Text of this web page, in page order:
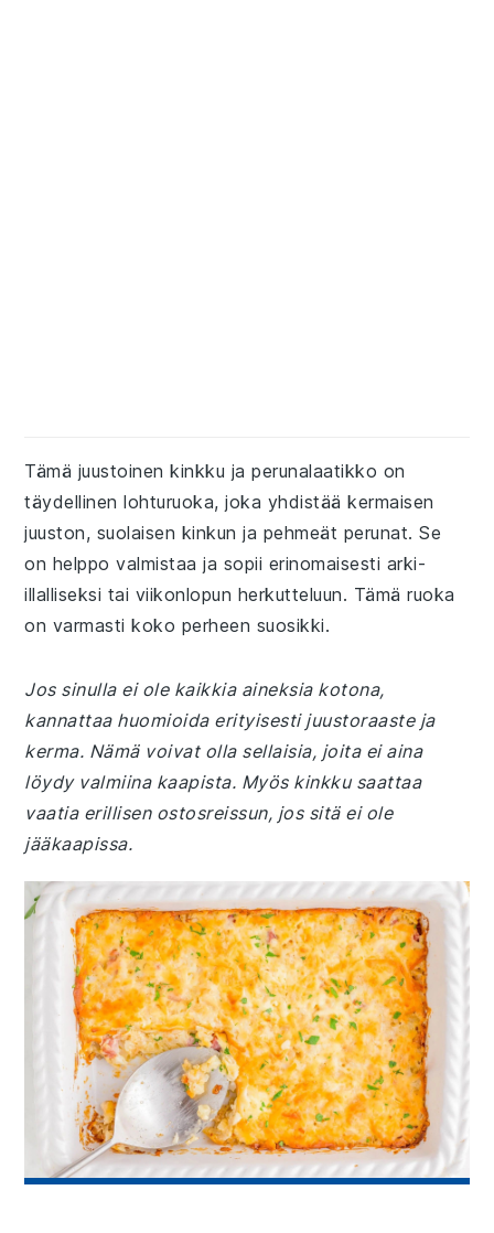
Tämä juustoinen kinkku ja perunalaatikko on
täydellinen lohturuoka, joka yhdistää kermaisen
juuston, suolaisen kinkun ja pehmeät perunat. Se
on helppo valmistaa ja sopii erinomaisesti arki-
illalliseksi tai viikonlopun herkutteluun. Tämä ruoka
on varmasti koko perheen suosikki.
Jos sinulla ei ole kaikkia aineksia kotona,
kannattaa huomioida erityisesti juustoraaste ja
kerma. Nämä voivat olla sellaisia, joita ei aina
löydy valmiina kaapista. Myös kinkku saattaa
vaatia erillisen ostosreissun, jos sitä ei ole
jääkaapissa.